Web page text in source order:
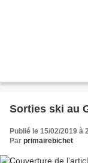
Sorties ski au
Publié le 15/02/2019 à
Par primairebichet